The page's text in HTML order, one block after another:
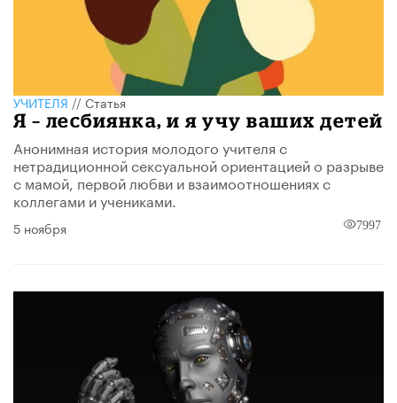
УЧИТЕЛЯ//Статья
Я – лесбиянка, и я учу ваших детей
Анонимная история молодого учителя с
нетрадиционной сексуальной ориентацией о разрыве
с мамой, первой любви и взаимоотношениях с
коллегами и учениками.
5 ноября 7997